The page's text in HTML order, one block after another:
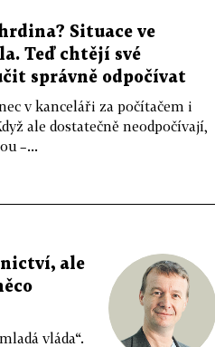
Situace ve
Teď chtějí své
správně odpočívat
v kanceláři za počítačem i
ale dostatečně neodpočívají,
–...
ale
vláda“.